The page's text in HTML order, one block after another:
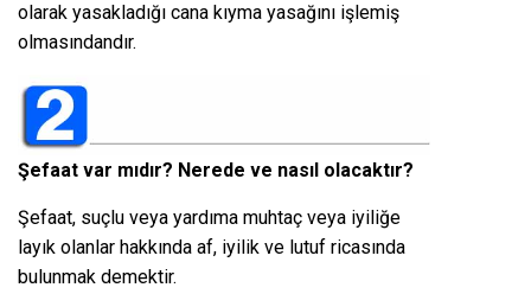
olarak yasakladığı cana kıyma yasağını işlemiş
olmasındandır.
Şefaat var mıdır? Nerede ve nasıl olacaktır?
Şefaat, suçlu veya yardıma muhtaç veya iyiliğe
layık olanlar hakkında af, iyilik ve lutuf ricasında
bulunmak demektir.